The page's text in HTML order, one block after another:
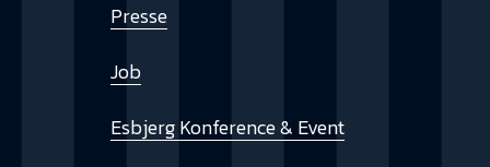
Presse
Job
Esbjerg Konference & Event